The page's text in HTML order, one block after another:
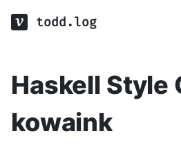
todd.log
Haskell Style
kowaink